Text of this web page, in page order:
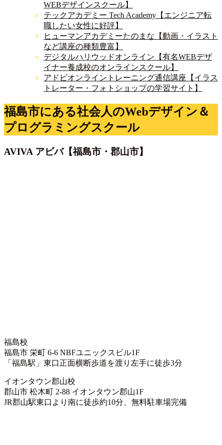
WEBデザインスクール】
テックアカデミー Tech Academy【エンジニア転
職したい女性に好評】
ヒューマンアカデミーたのまな【動画・イラスト
など講座の種類豊富】
デジタルハリウッドオンライン【有名WEBデザ
イナー養成校のオンラインスクール】
アドビオンライントレーニング通信講座【イラス
トレーター・フォトショップの学習サイト】
福島市にある社会人のWebデザイン＆
プログラミングスクール
AVIVA アビバ【福島市・郡山市】
福島校
福島市 栄町 6-6 NBFユニックスビル1F
「福島駅」東口正面横断歩道を渡り左手に徒歩3分
イオンタウン郡山校
郡山市 松木町 2-88 イオンタウン郡山1F
JR郡山駅東口より南に徒歩約10分、無料駐車場完備